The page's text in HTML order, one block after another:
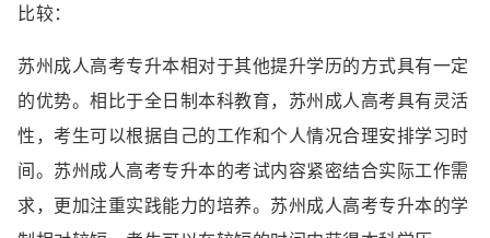
比较：
苏州成人高考专升本相对于其他提升学历的方式具有一定
的优势。相比于全日制本科教育，苏州成人高考具有灵活
性，考生可以根据自己的工作和个人情况合理安排学习时
间。苏州成人高考专升本的考试内容紧密结合实际工作需
求，更加注重实践能力的培养。苏州成人高考专升本的学